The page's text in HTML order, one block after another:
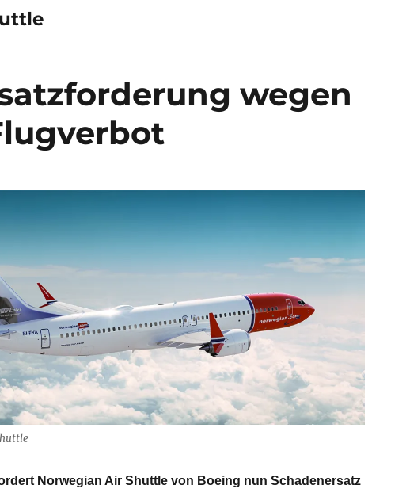
wegen
Norwegian Air Shuttle von Boeing nun Schadenersatz